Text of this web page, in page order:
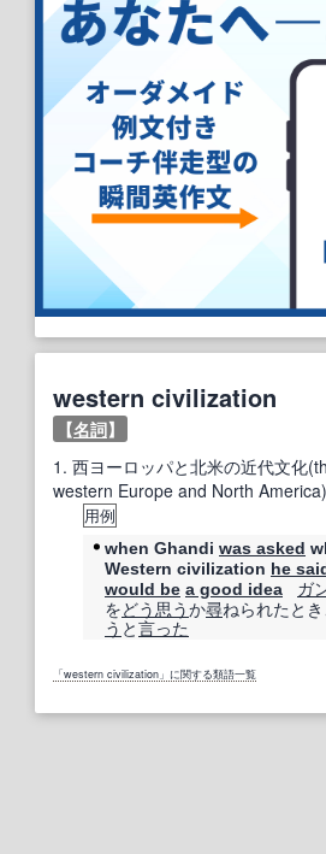
western civilization
【名詞】
1. 西ヨーロッパと北米の近代文化
western Europe and North America)
用例
when Ghandi was asked
Western civilization he
would be a good idea ガ
をどう思うか尋ねられたとき
う と言った
「western civilization」に関する類語一覧